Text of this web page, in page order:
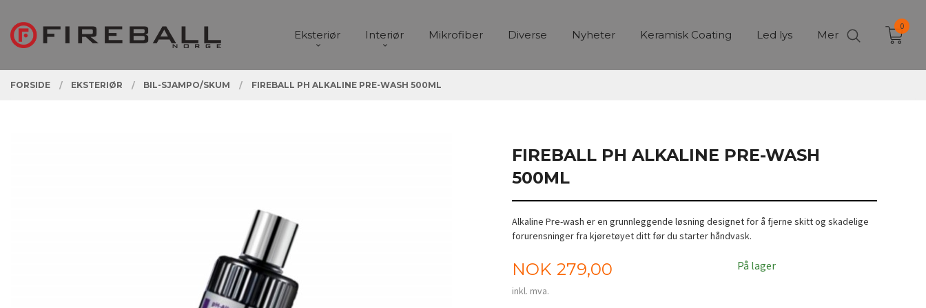
innholdet
PRODUKTER
Eksteriør Interiør Mikrofiber Diverse Nyheter Keramisk Coating Led lys Mer
0
FORSIDE EKSTERIØR BIL-SJAMPO/SKUM FIREBALL PH ALKALINE PRE-WASH 500ML
FIREBALL PH ALKALINE PRE-WASH
500ML
Alkaline Pre-wash er en grunnleggende løsning designet for å fjerne skitt og skadelige
forurensninger fra kjøretøyet ditt før du starter håndvask.
Pris
NOK 279,00
inkl. mva.
På lager